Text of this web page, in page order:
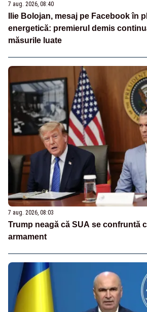
7 aug. 2026, 08:40
Ilie Bolojan, mesaj pe Facebook în
energetică: premierul demis
măsurile luate
7 aug. 2026, 08:03
Trump neagă că SUA se confruntă
armament